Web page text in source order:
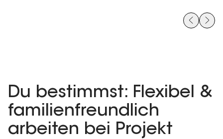
Previous slides
Du bestimmst: Flexibel &
familienfreundlich
arbeiten bei Projekt